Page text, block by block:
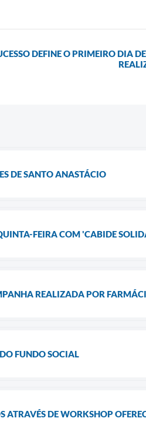
DEFINE O PRIMEIRO DIA
DE SANTO ANASTÁCIO
FEIRA COM 'CABIDE
REALIZADA POR
FUNDO SOCIAL
DE WORKSHOP